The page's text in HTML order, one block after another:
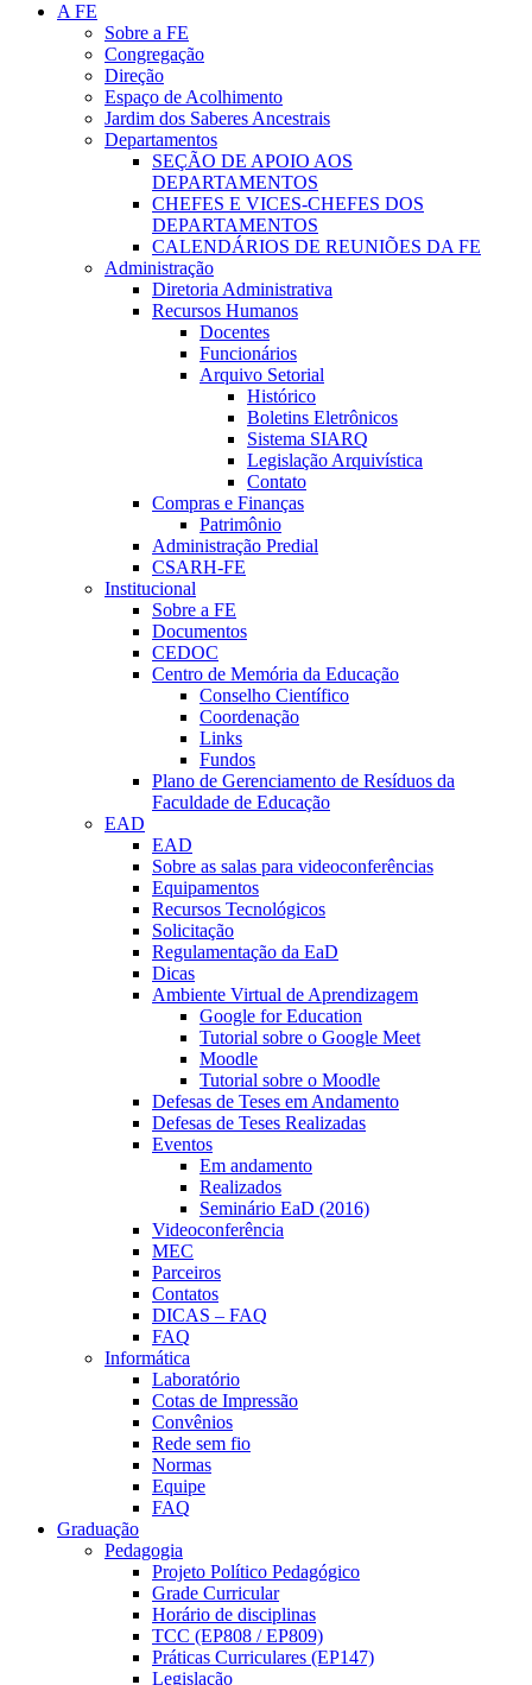
A FE
Sobre a FE
Congregação
Direção
Espaço de Acolhimento
Jardim dos Saberes Ancestrais
Departamentos
SEÇÃO DE APOIO AOS
DEPARTAMENTOS
CHEFES E VICES-CHEFES DOS
DEPARTAMENTOS
CALENDÁRIOS DE REUNIÕES DA FE
Administração
Diretoria Administrativa
Recursos Humanos
Docentes
Funcionários
Arquivo Setorial
Histórico
Boletins Eletrônicos
Sistema SIARQ
Legislação Arquivística
Contato
Compras e Finanças
Patrimônio
Administração Predial
CSARH-FE
Institucional
Sobre a FE
Documentos
CEDOC
Centro de Memória da Educação
Conselho Científico
Coordenação
Links
Fundos
Plano de Gerenciamento de Resíduos da
Faculdade de Educação
EAD
EAD
Sobre as salas para videoconferências
Equipamentos
Recursos Tecnológicos
Solicitação
Regulamentação da EaD
Dicas
Ambiente Virtual de Aprendizagem
Google for Education
Tutorial sobre o Google Meet
Moodle
Tutorial sobre o Moodle
Defesas de Teses em Andamento
Defesas de Teses Realizadas
Eventos
Em andamento
Realizados
Seminário EaD (2016)
Videoconferência
MEC
Parceiros
Contatos
DICAS – FAQ
FAQ
Informática
Laboratório
Cotas de Impressão
Convênios
Rede sem fio
Normas
Equipe
FAQ
Graduação
Pedagogia
Projeto Político Pedagógico
Grade Curricular
Horário de disciplinas
TCC (EP808 / EP809)
Práticas Curriculares (EP147)
Legislação